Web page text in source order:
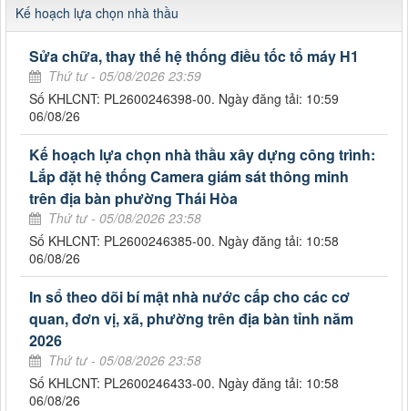
Kế hoạch lựa chọn nhà thầu
Sửa chữa, thay thế hệ thống điều tốc tổ máy H1
Thứ tư - 05/08/2026 23:59
Số KHLCNT: PL2600246398-00. Ngày đăng tải: 10:59
06/08/26
Kế hoạch lựa chọn nhà thầu xây dựng công trình:
Lắp đặt hệ thống Camera giám sát thông minh
trên địa bàn phường Thái Hòa
Thứ tư - 05/08/2026 23:58
Số KHLCNT: PL2600246385-00. Ngày đăng tải: 10:58
06/08/26
In sổ theo dõi bí mật nhà nước cấp cho các cơ
quan, đơn vị, xã, phường trên địa bàn tỉnh năm
2026
Thứ tư - 05/08/2026 23:58
Số KHLCNT: PL2600246433-00. Ngày đăng tải: 10:58
06/08/26